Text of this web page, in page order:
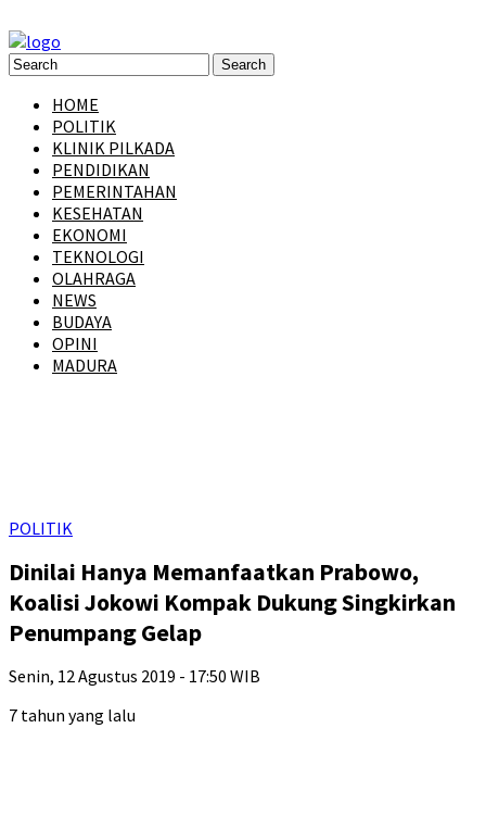
HOME
POLITIK
KLINIK PILKADA
PENDIDIKAN
PEMERINTAHAN
KESEHATAN
EKONOMI
TEKNOLOGI
OLAHRAGA
NEWS
BUDAYA
OPINI
MADURA
POLITIK
Dinilai Hanya Memanfaatkan Prabowo,
Koalisi Jokowi Kompak Dukung Singkirkan
Penumpang Gelap
Senin, 12 Agustus 2019 - 17:50 WIB
7 tahun yang lalu